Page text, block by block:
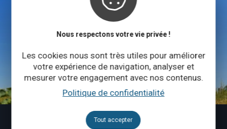
Nous respectons votre vie privée !
Les cookies nous sont très utiles pour améliorer
votre expérience de navigation, analyser et
mesurer votre engagement avec nos contenus.
Politique de confidentialité
Tout accepter